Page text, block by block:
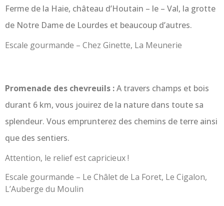
Ferme de la Haie, château d’Houtain – le – Val, la grotte
de Notre Dame de Lourdes et beaucoup d’autres.
Escale gourmande – Chez Ginette, La Meunerie
Promenade des chevreuils :A travers champs et bois
durant 6 km, vous jouirez de la nature dans toute sa
splendeur. Vous emprunterez des chemins de terre ainsi
que des sentiers.
Attention, le relief est capricieux !
Escale gourmande – Le Châlet de La Foret, Le Cigalon,
L’Auberge du Moulin